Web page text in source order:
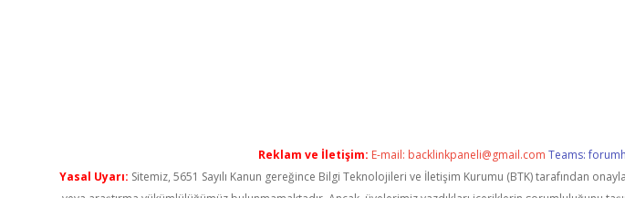
Reklam ve İletişim: E-mail: backlinkpaneli@gmail.com Teams:
Yasal Uyarı: Sitemiz, 5651 Sayılı Kanun gereğince Bilgi Teknolojileri ve İletişim Kurumu (BTK) tarafından